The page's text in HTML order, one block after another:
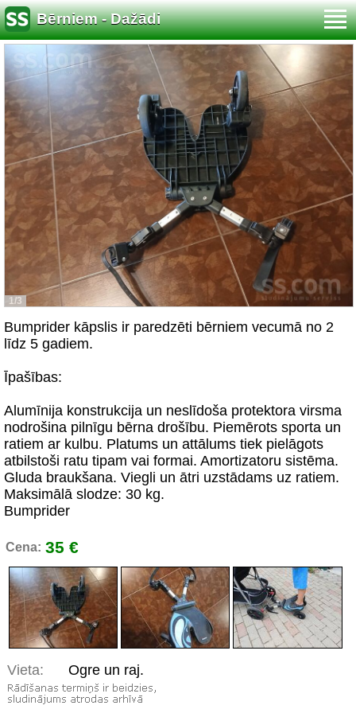
Bērniem - Dažādi
1/3
Bumprider kāpslis ir paredzēti bērniem vecumā no 2
līdz 5 gadiem.
Īpašības:
Alumīnija konstrukcija un neslīdoša protektora virsma
nodrošina pilnīgu bērna drošību. Piemērots sporta un
ratiem ar kulbu. Platums un attālums tiek pielāgots
atbilstoši ratu tipam vai formai. Amortizatoru sistēma.
Gluda braukšana. Viegli un ātri uzstādams uz ratiem.
Maksimālā slodze: 30 kg.
Bumprider
Cena: 35 €
Vieta: Ogre un raj.